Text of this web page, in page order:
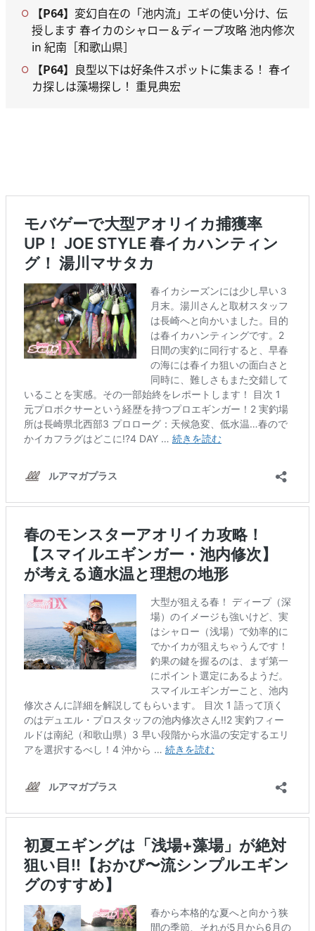
【P64】 変幻自在の「池内流」エギの使い分け、伝
授します 春イカのシャロー＆ディープ攻略 池内修次
in 紀南［和歌山県］
【P64】 良型以下は好条件スポットに集まる！ 春イ
カ探しは藻場探し！ 重見典宏